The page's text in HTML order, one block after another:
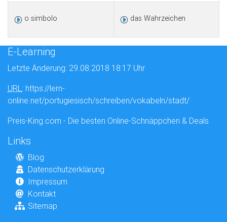
o simbolo das Wahrzeichen
E-Learning
Letzte Änderung: 29.08.2018 18:17 Uhr
URL: https://lern-
online.net/portugiesisch/schreiben/vokabeln/stadt/
Preis-King.com - Die besten Online-Schnäppchen & Deals
Links
Blog
Datenschutzerklärung
Impressum
Kontakt
Sitemap